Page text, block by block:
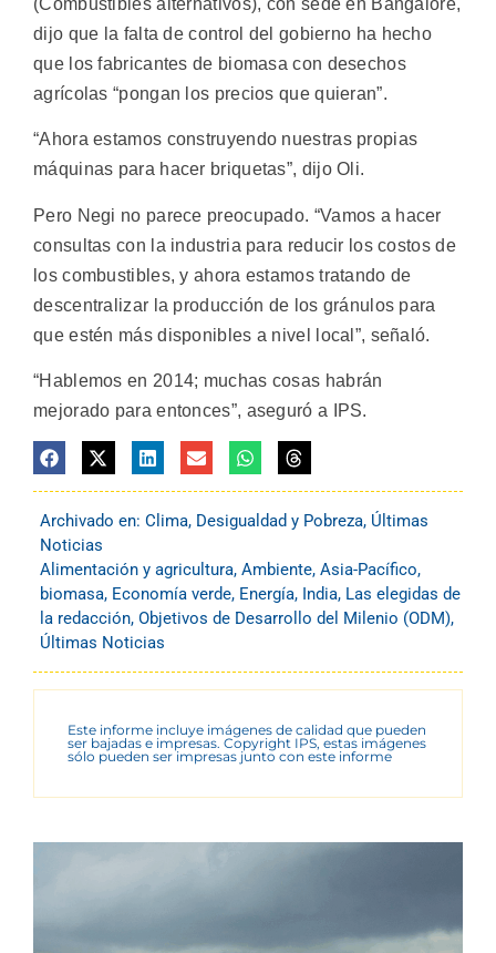
(Combustibles alternativos), con sede en Bangalore,
dijo que la falta de control del gobierno ha hecho
que los fabricantes de biomasa con desechos
agrícolas “pongan los precios que quieran”.
“Ahora estamos construyendo nuestras propias
máquinas para hacer briquetas”, dijo Oli.
Pero Negi no parece preocupado. “Vamos a hacer
consultas con la industria para reducir los costos de
los combustibles, y ahora estamos tratando de
descentralizar la producción de los gránulos para
que estén más disponibles a nivel local”, señaló.
“Hablemos en 2014; muchas cosas habrán
mejorado para entonces”, aseguró a IPS.
Archivado en: Clima, Desigualdad y Pobreza, Últimas
Noticias
Alimentación y agricultura, Ambiente, Asia-Pacífico,
biomasa, Economía verde, Energía, India, Las elegidas de
la redacción, Objetivos de Desarrollo del Milenio (ODM),
Últimas Noticias
Este informe incluye imágenes de calidad que pueden
ser bajadas e impresas. Copyright IPS, estas imágenes
sólo pueden ser impresas junto con este informe